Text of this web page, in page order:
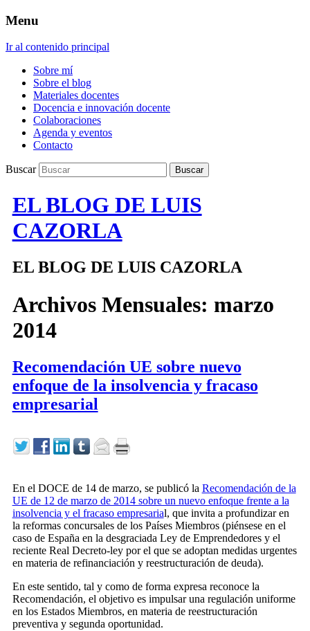
Menu
Ir al contenido principal
Sobre mí
Sobre el blog
Materiales docentes
Docencia e innovación docente
Colaboraciones
Agenda y eventos
Contacto
Buscar
EL BLOG DE LUIS
CAZORLA
EL BLOG DE LUIS CAZORLA
Archivos Mensuales: marzo
2014
Recomendación UE sobre nuevo
enfoque de la insolvencia y fracaso
empresarial
En el DOCE de 14 de marzo, se publicó la Recomendación de la
UE de 12 de marzo de 2014 sobre un nuevo enfoque frente a la
insolvencia y el fracaso empresarial, que invita a profundizar en
la reformas concursales de los Países Miembros (piénsese en el
caso de España en la desgraciada Ley de Emprendedores y el
reciente Real Decreto-ley por el que se adoptan medidas urgentes
en materia de refinanciación y reestructuración de deuda).
En este sentido, tal y como de forma expresa reconoce la
Recomendación, el objetivo es impulsar una regulación uniforme
en los Estados Miembros, en materia de reestructuración
preventiva y segunda oportunidad.